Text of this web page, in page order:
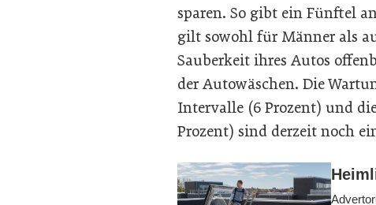
sparen. So gibt ein Fünftel
gilt sowohl für Männer als
Sauberkeit ihres Autos
der Autowäschen. Die
Intervalle (6 Prozent) und
Prozent) sind derzeit noch